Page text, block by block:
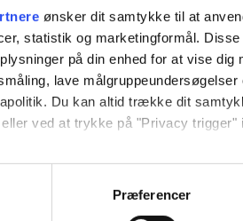
ønsker dit samtykke til at
statistik og marketingformål.
på din enhed for at vise
lave
Du kan altid trække dit
ved at trykke på "Privacy trigger"
vi også gerne:
oplysninger om din placering, der
Præferencer
balkon eller terrasse – nyd